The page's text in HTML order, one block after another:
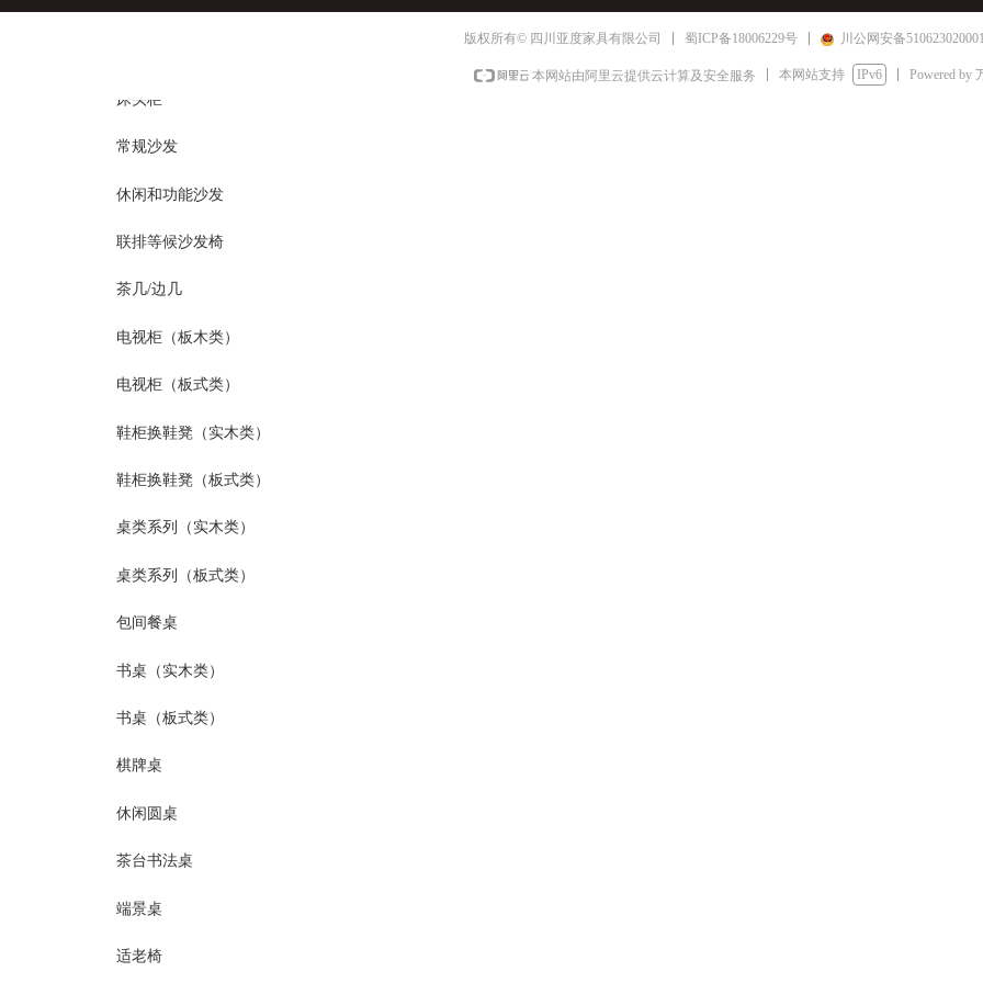
床头柜
常规沙发
休闲和功能沙发
联排等候沙发椅
茶几/边几
电视柜（板木类）
电视柜（板式类）
鞋柜换鞋凳（实木类）
鞋柜换鞋凳（板式类）
桌类系列（实木类）
桌类系列（板式类）
包间餐桌
书桌（实木类）
书桌（板式类）
棋牌桌
休闲圆桌
茶台书法桌
端景桌
适老椅
版权所有© 四川亚度家具有限公司 蜀ICP备18006229号 川公网安备
本网站由阿里云提供云计算及安全服务 本网站支持 IPv6 Powered by